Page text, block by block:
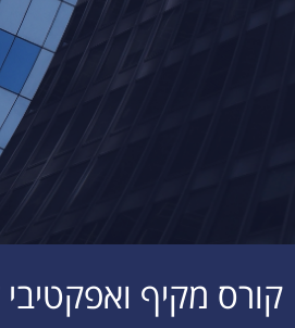
קורס מקיף